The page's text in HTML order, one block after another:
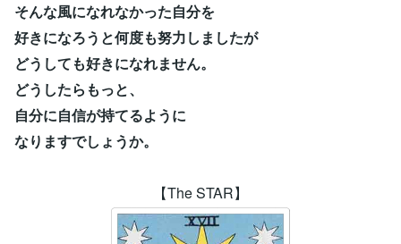
そんな風になれなかった自分を
好きになろうと何度も努力しましたが
どうしても好きになれません。
どうしたらもっと、
自分に自信が持てるように
なりますでしょうか。
【The STAR】